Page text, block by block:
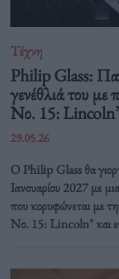
Τέχνη
Philip Glass:
γενέθλιά του με
Νο. 15:
29.05.26
Ο Philip Glass θα
Ιανουαρίου 2027 με
που κορυφώνεται με
Νο. 15: Lincoln" και